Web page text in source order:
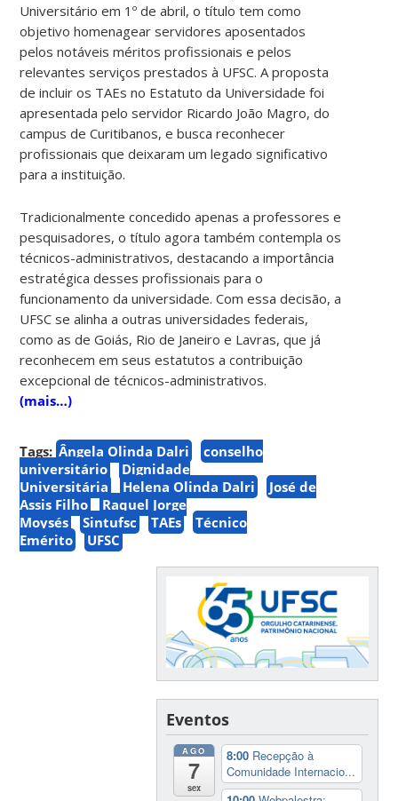
Universitário em 1º de abril, o título tem como
objetivo homenagear servidores aposentados
pelos notáveis méritos profissionais e pelos
relevantes serviços prestados à UFSC. A proposta
de incluir os TAEs no Estatuto da Universidade foi
apresentada pelo servidor Ricardo João Magro, do
campus de Curitibanos, e busca reconhecer
profissionais que deixaram um legado significativo
para a instituição.
Tradicionalmente concedido apenas a professores e
pesquisadores, o título agora também contempla os
técnicos-administrativos, destacando a importância
estratégica desses profissionais para o
funcionamento da universidade. Com essa decisão, a
UFSC se alinha a outras universidades federais,
como as de Goiás, Rio de Janeiro e Lavras, que já
reconhecem em seus estatutos a contribuição
excepcional de técnicos-administrativos.
(mais…)
Tags: Ângela Olinda Dalri
conselho
universitário
Dignidade
Universitária
Helena Olinda Dalri
José de
Assis Filho
Raquel Jorge
Moysés
Sintufsc TAEs
Técnico
Emérito
UFSC
Eventos
AGO
7
sex
8:00 Recepção à
Comunidade Internacio...